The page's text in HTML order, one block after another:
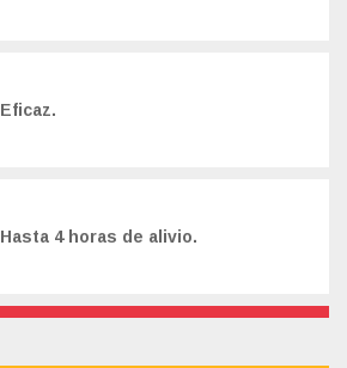
Eficaz.
Hasta 4 horas de alivio.